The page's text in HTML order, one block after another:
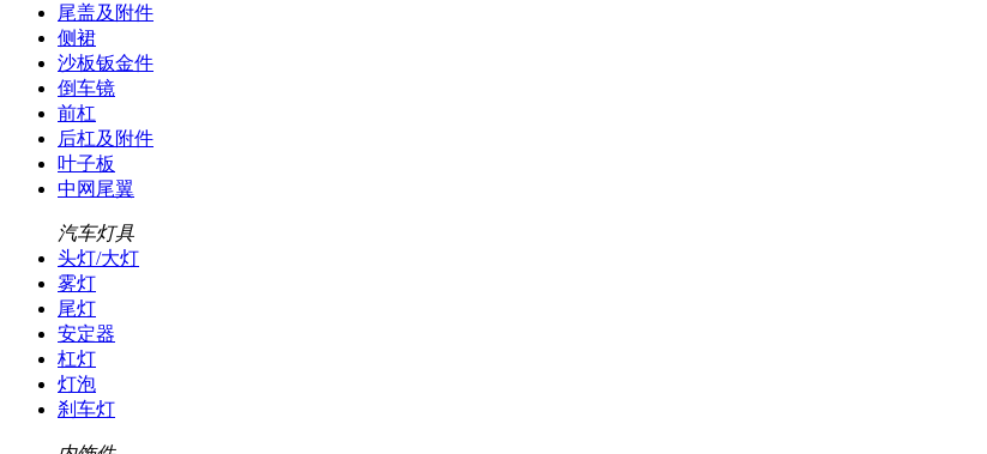
尾盖及附件
侧裙
沙板钣金件
倒车镜
前杠
后杠及附件
叶子板
中网尾翼
汽车灯具
头灯/大灯
雾灯
尾灯
安定器
杠灯
灯泡
刹车灯